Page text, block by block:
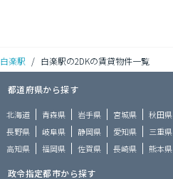
白楽駅 / 白楽駅の2DKの賃貸物件一覧
都道府県から探す
北海道 青森県 岩手県 宮城県 秋田県
長野県
岐阜県 静岡県 愛知県 三重県
高知県
福岡県 佐賀県 長崎県 熊本県
政令指定都市から探す